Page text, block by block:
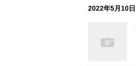
2022年5月10日